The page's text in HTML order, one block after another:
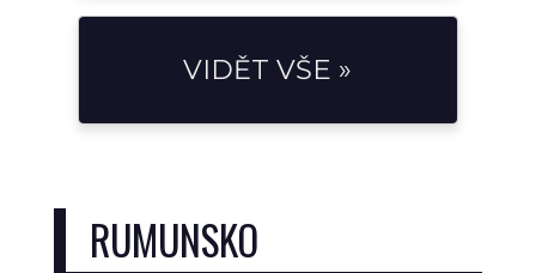
VIDĚT VŠE »
RUMUNSKO